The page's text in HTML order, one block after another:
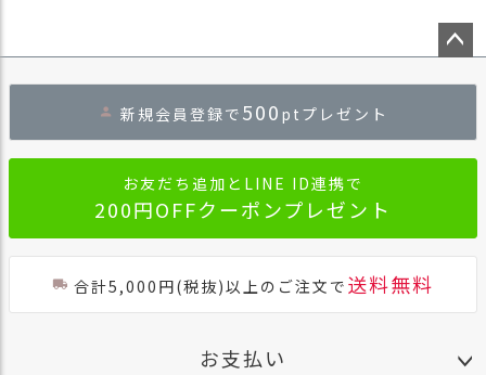
ジト
へ
新規会員登録で 500 ptプレゼント
お友だち追加とLINE ID連携で
200円OFFクーポンプレゼント
合計5,000円(税抜)以上のご注文で 送料無料
お支払い